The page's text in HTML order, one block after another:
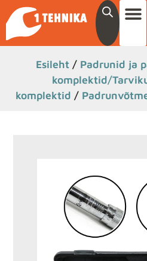
Esileht / Padrunid ja
komplektid/
komplektid /